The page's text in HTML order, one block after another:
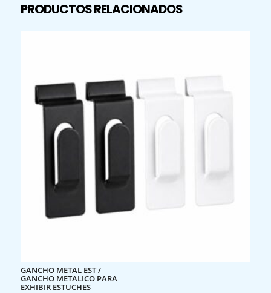
PRODUCTOS RELACIONADOS
GANCHO METAL EST /
GANCHO METALICO PARA
EXHIBIR ESTUCHES